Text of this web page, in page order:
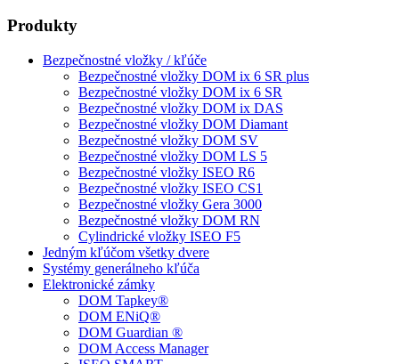
Produkty
Bezpečnostné vložky / kľúče
Bezpečnostné vložky DOM ix 6 SR plus
Bezpečnostné vložky DOM ix 6 SR
Bezpečnostné vložky DOM ix DAS
Bezpečnostné vložky DOM Diamant
Bezpečnostné vložky DOM SV
Bezpečnostné vložky DOM LS 5
Bezpečnostné vložky ISEO R6
Bezpečnostné vložky ISEO CS1
Bezpečnostné vložky Gera 3000
Bezpečnostné vložky DOM RN
Cylindrické vložky ISEO F5
Jedným kľúčom všetky dvere
Systémy generálneho kľúča
Elektronické zámky
DOM Tapkey®
DOM ENiQ®
DOM Guardian ®
DOM Access Manager